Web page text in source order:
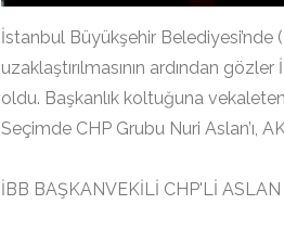
İstanbul Büyükşehir
uzaklaştırılmasının ardından
oldu. Başkanlık koltuğuna
Seçimde CHP Grubu Nuri Aslan’ı,
İBB BAŞKANVEKİLİ CHP'Lİ